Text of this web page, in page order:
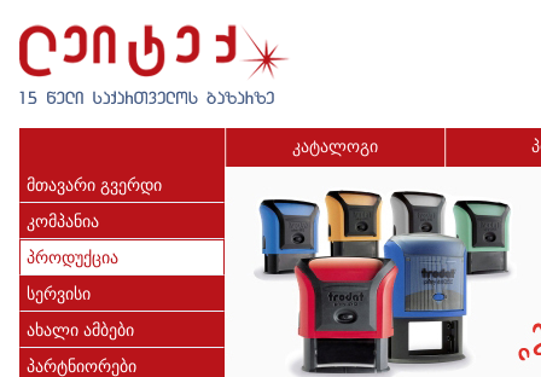
კატალოგი
მთავარი გვერდი
კომპანია
პროდუქცია
სერვისი
ახალი ამბები
პარტნიორები